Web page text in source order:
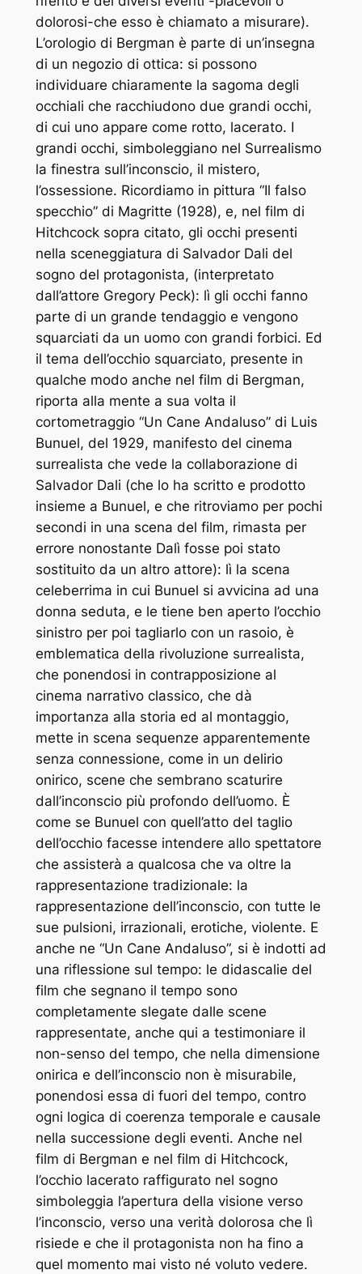
dolorosi-che esso è chiamato a misurare).
L’orologio di Bergman è parte di un’insegna
di un negozio di ottica: si possono
individuare chiaramente la sagoma degli
occhiali che racchiudono due grandi occhi,
di cui uno appare come rotto, lacerato. I
grandi occhi, simboleggiano nel Surrealismo
la finestra sull’inconscio, il mistero,
l’ossessione. Ricordiamo in pittura “Il falso
specchio” di Magritte (1928), e, nel film di
Hitchcock sopra citato, gli occhi presenti
nella sceneggiatura di Salvador Dali del
sogno del protagonista, (interpretato
dall’attore Gregory Peck): lì gli occhi fanno
parte di un grande tendaggio e vengono
squarciati da un uomo con grandi forbici. Ed
il tema dell’occhio squarciato, presente in
qualche modo anche nel film di Bergman,
riporta alla mente a sua volta il
cortometraggio “Un Cane Andaluso” di Luis
Bunuel, del 1929, manifesto del cinema
surrealista che vede la collaborazione di
Salvador Dali (che lo ha scritto e prodotto
insieme a Bunuel, e che ritroviamo per pochi
secondi in una scena del film, rimasta per
errore nonostante Dalì fosse poi stato
sostituito da un altro attore): lì la scena
celeberrima in cui Bunuel si avvicina ad una
donna seduta, e le tiene ben aperto l’occhio
sinistro per poi tagliarlo con un rasoio, è
emblematica della rivoluzione surrealista,
che ponendosi in contrapposizione al
cinema narrativo classico, che dà
importanza alla storia ed al montaggio,
mette in scena sequenze apparentemente
senza connessione, come in un delirio
onirico, scene che sembrano scaturire
dall’inconscio più profondo dell’uomo. È
come se Bunuel con quell’atto del taglio
dell’occhio facesse intendere allo spettatore
che assisterà a qualcosa che va oltre la
rappresentazione tradizionale: la
rappresentazione dell’inconscio, con tutte le
sue pulsioni, irrazionali, erotiche, violente. E
anche ne “Un Cane Andaluso”, si è indotti ad
una riflessione sul tempo: le didascalie del
film che segnano il tempo sono
completamente slegate dalle scene
rappresentate, anche qui a testimoniare il
non-senso del tempo, che nella dimensione
onirica e dell’inconscio non è misurabile,
ponendosi essa di fuori del tempo, contro
ogni logica di coerenza temporale e causale
nella successione degli eventi. Anche nel
film di Bergman e nel film di Hitchcock,
l’occhio lacerato raffigurato nel sogno
simboleggia l’apertura della visione verso
l’inconscio, verso una verità dolorosa che lì
risiede e che il protagonista non ha fino a
quel momento mai visto né voluto vedere.